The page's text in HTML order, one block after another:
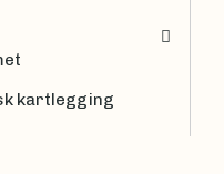
kartlegging